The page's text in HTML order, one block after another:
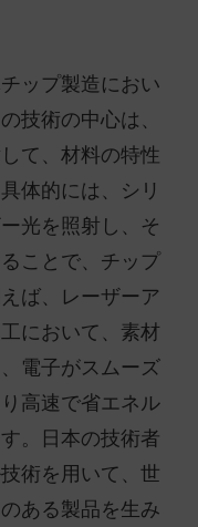
ップ製造におい
技術の中心は、
て、材料の特性
体的には、シリ
光を照射し、そ
ことで、チップ
ば、レーザーア
において、素材
電子がスムーズ
高速で省エネル
。日本の技術者
術を用いて、世
ある製品を生み